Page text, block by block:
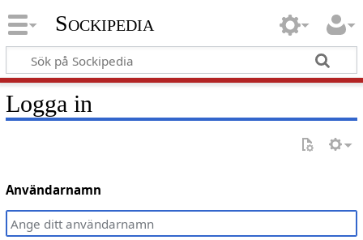
Sockipedia
Logga in
Användarnamn